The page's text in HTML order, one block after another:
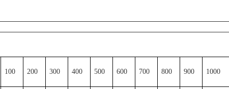
100 200 300 400 500 600 700 800 900 1000